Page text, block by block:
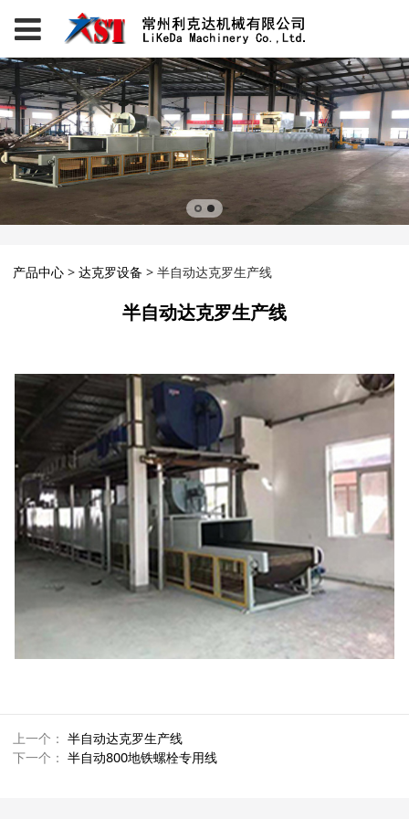
半自动达克罗生产线
产品中心 >达克罗设备 >半自动达克罗生产线
半自动达克罗生产线
上一个：半自动达克罗生产线
下一个：半自动800地铁螺栓专用线